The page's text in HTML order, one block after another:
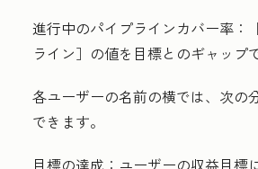
進行中のパイプラインカバー率：
ライン］ の値を目標とのギャップ
各ユーザーの名前の横では、次の
できます。
目標の達成： ユーザーの収益目標